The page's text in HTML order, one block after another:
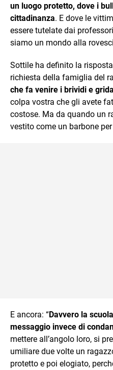
un luogo protetto, dove i
cittadinanza. E dove le
essere tutelate dai
siamo un mondo alla
Sottile ha definito la
richiesta della famiglia del
che fa venire i brividi e
colpa vostra che gli avete
costose. Ma da quando un
vestito come un barbone
E ancora: “Davvero la
messaggio invece di
mettere all’angolo loro, si
umiliare due volte un
protetto e poi elogiato,